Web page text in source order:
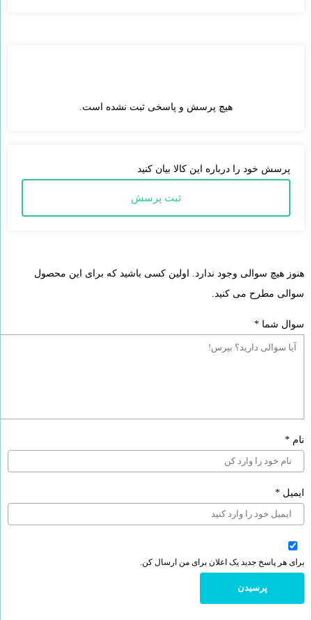
هیچ پرسش و پاسخی ثبت نشده است.
پرسش خود را درباره این کالا بیان کنید
ثبت پرسش
هنوز هیچ سوالی وجود ندارد. اولین کسی باشید که برای این محصول
سوالی مطرح می کنید.
سوال شما *
نام *
ایمیل *
برای هر پاسخ جدید یک اعلان برای من ارسال کن.